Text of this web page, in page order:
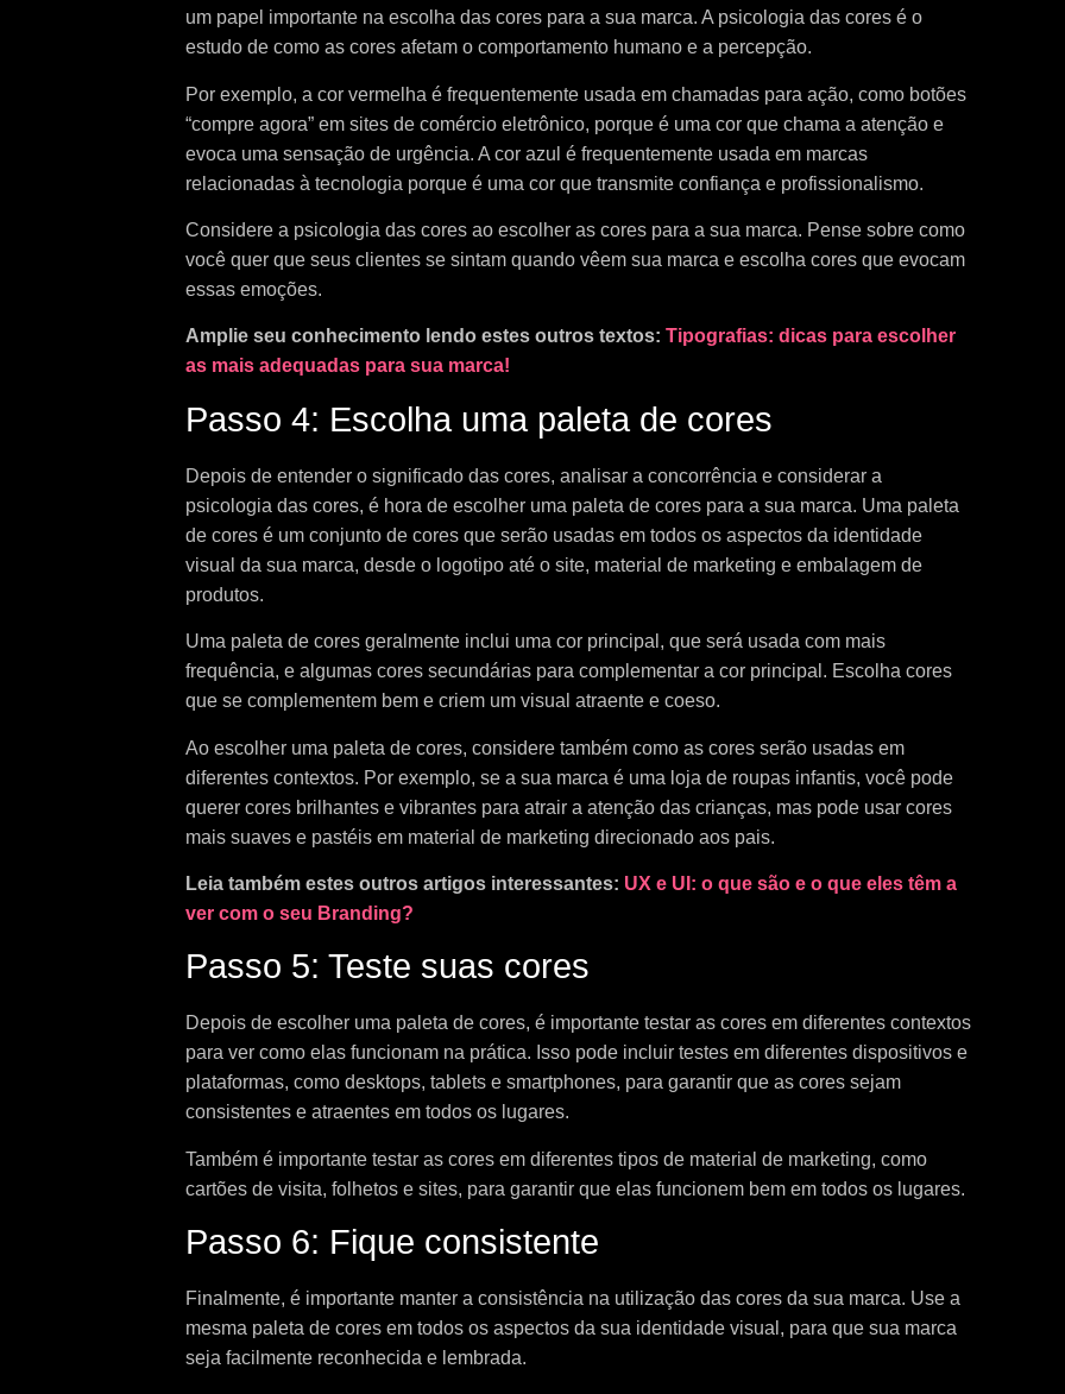
um papel importante na escolha das cores para a sua marca. A psicologia das cores é o
estudo de como as cores afetam o comportamento humano e a percepção.
Por exemplo, a cor vermelha é frequentemente usada em chamadas para ação, como botões
“compre agora” em sites de comércio eletrônico, porque é uma cor que chama a atenção e
evoca uma sensação de urgência. A cor azul é frequentemente usada em marcas
relacionadas à tecnologia porque é uma cor que transmite confiança e profissionalismo.
Considere a psicologia das cores ao escolher as cores para a sua marca. Pense sobre como
você quer que seus clientes se sintam quando vêem sua marca e escolha cores que evocam
essas emoções.
Amplie seu conhecimento lendo estes outros textos: Tipografias: dicas para escolher
as mais adequadas para sua marca!
Passo 4: Escolha uma paleta de cores
Depois de entender o significado das cores, analisar a concorrência e considerar a
psicologia das cores, é hora de escolher uma paleta de cores para a sua marca. Uma paleta
de cores é um conjunto de cores que serão usadas em todos os aspectos da identidade
visual da sua marca, desde o logotipo até o site, material de marketing e embalagem de
produtos.
Uma paleta de cores geralmente inclui uma cor principal, que será usada com mais
frequência, e algumas cores secundárias para complementar a cor principal. Escolha cores
que se complementem bem e criem um visual atraente e coeso.
Ao escolher uma paleta de cores, considere também como as cores serão usadas em
diferentes contextos. Por exemplo, se a sua marca é uma loja de roupas infantis, você pode
querer cores brilhantes e vibrantes para atrair a atenção das crianças, mas pode usar cores
mais suaves e pastéis em material de marketing direcionado aos pais.
Leia também estes outros artigos interessantes: UX e UI: o que são e o que eles têm a
ver com o seu Branding?
Passo 5: Teste suas cores
Depois de escolher uma paleta de cores, é importante testar as cores em diferentes contextos
para ver como elas funcionam na prática. Isso pode incluir testes em diferentes dispositivos e
plataformas, como desktops, tablets e smartphones, para garantir que as cores sejam
consistentes e atraentes em todos os lugares.
Também é importante testar as cores em diferentes tipos de material de marketing, como
cartões de visita, folhetos e sites, para garantir que elas funcionem bem em todos os lugares.
Passo 6: Fique consistente
Finalmente, é importante manter a consistência na utilização das cores da sua marca. Use a
mesma paleta de cores em todos os aspectos da sua identidade visual, para que sua marca
seja facilmente reconhecida e lembrada.